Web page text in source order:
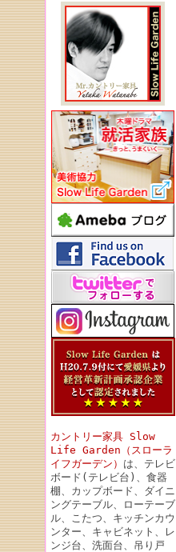
カントリー家具 Slow
Life Garden（スローラ
イフガーデン） は、テレビ
ボード(テレビ台)、食器
棚、カップボード、ダイニ
ングテーブル、ローテーブ
ル、こたつ、キッチンカウ
ンター、キャビネット、レ
ンジ台、洗面台、吊り戸